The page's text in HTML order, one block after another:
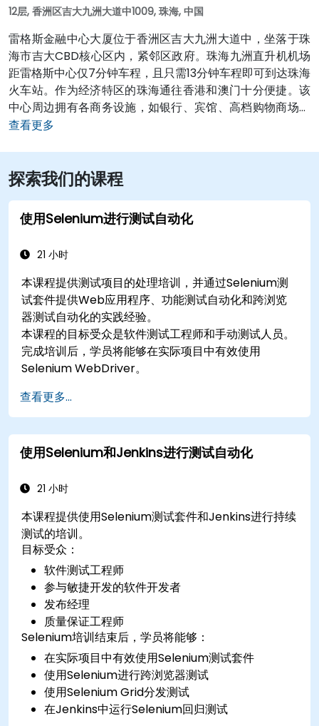
12层, 香洲区吉大九洲大道中1009, 珠海, 中国
雷格斯金融中心大厦位于香洲区吉大九洲大道中，坐落于珠
海市吉大CBD核心区内，紧邻区政府。珠海九洲直升机机场
距雷格斯中心仅7分钟车程，且只需13分钟车程即可到达珠海
火车站。作为经济特区的珠海通往香港和澳门十分便捷。该
中心周边拥有各商务设施，如银行、宾馆、高档购物商场和
餐馆。酒店如假日酒店、珠海德翰酒店均在五分钟步行距离
内外企业而言，雷格斯珠海钰海环球金融中心将会是价格合
理的最佳选择。 查看 珠海 的所有办公地点
查看更多
探索我们的课程
使用Selenium进行测试自动化
21 小时
本课程提供测试项目的处理培训，并通过Selenium测
试套件提供Web应用程序、功能测试自动化和跨浏览
器测试自动化的实践经验。
本课程的目标受众是软件测试工程师和手动测试人员。
完成培训后，学员将能够在实际项目中有效使用
Selenium WebDriver。
查看更多...
使用Selenium和Jenkins进行测试自动化
21 小时
本课程提供使用Selenium测试套件和Jenkins进行持续
测试的培训。
目标受众：
软件测试工程师
参与敏捷开发的软件开发者
发布经理
质量保证工程师
Selenium培训结束后，学员将能够：
在实际项目中有效使用Selenium测试套件
使用Selenium进行跨浏览器测试
使用Selenium Grid分发测试
在Jenkins中运行Selenium回归测试